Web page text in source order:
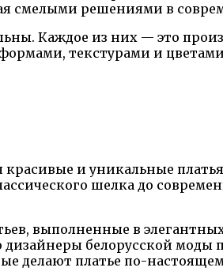
смелыми решениями в
Каждое из них — это
текстурами и
и уникальные
шелка до
выполненные в
белорусской моды
делают платье по-